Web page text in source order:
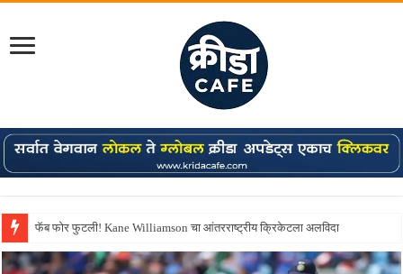
फॅब फोर फुटली! Kane Williamson चा आंतरराष्ट्रीय क्रिकेटला अलविदा